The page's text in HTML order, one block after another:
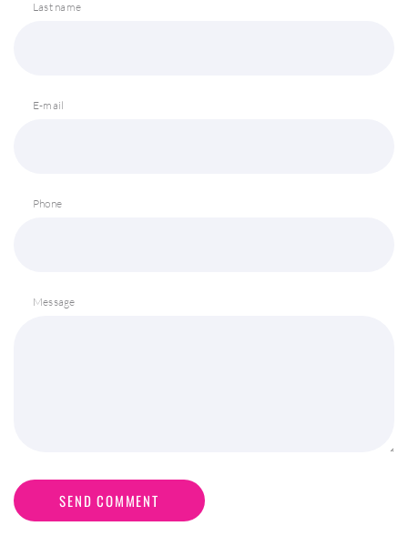
Last name
E-mail
Phone
Message
SEND COMMENT